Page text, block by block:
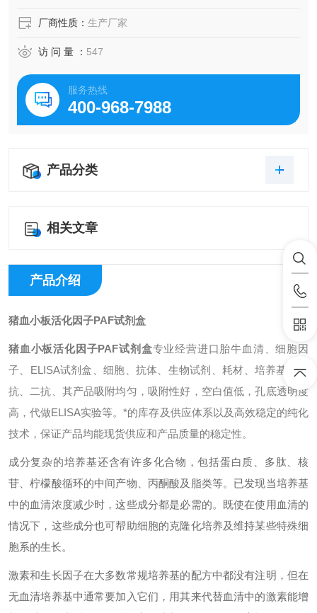
厂商性质： 生产厂家
访 问 量 ： 547
服务热线
400-968-7988
产品分类
相关文章
产品介绍
猪血小板活化因子PAF试剂盒
猪血小板活化因子PAF试剂盒专业经营进口胎牛血清、细胞因
子、ELISA试剂盒、细胞、抗体、生物试剂、耗材、培养基、一
抗、二抗、其产品吸附均匀，吸附性好，空白值低，孔底透明度
高，代做ELISA实验等。*的库存及供应体系以及高效稳定的纯化
技术，保证产品均能现货供应和产品质量的稳定性。
成分复杂的培养基还含有许多化合物，包括蛋白质、多肽、核
苷、柠檬酸循环的中间产物、丙酮酸及脂类等。已发现当培养基
中的血清浓度减少时，这些成分都是必需的。既使在使用血清的
情况下，这些成分也可帮助细胞的克隆化培养及维持某些特殊细
胞系的生长。
激素和生长因子在大多数常规培养基的配方中都没有注明，但在
无血清培养基中通常要加入它们，用其来代替血清中的激素能增